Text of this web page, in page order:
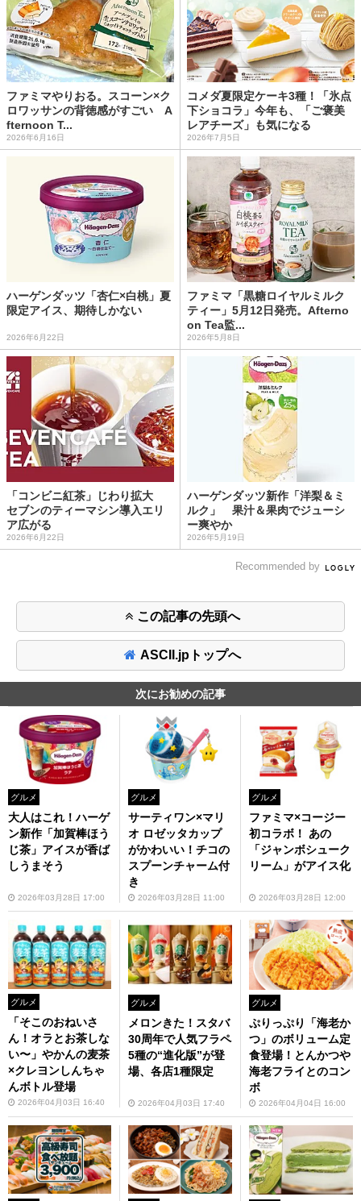
ファミマやりおる。スコーン×ク
ロワッサンの背徳感がすごい A
fternoon T...
2026年6月16日
コメダ夏限定ケーキ3種！「氷点
下ショコラ」今年も、「ご褒美
レアチーズ」も気になる
2026年7月5日
ハーゲンダッツ「杏仁×白桃」夏
限定アイス、期待しかない
2026年6月22日
ファミマ「黒糖ロイヤルミルク
ティー」5月12日発売。Afterno
on Tea監...
2026年5月8日
「コンビニ紅茶」じわり拡大
セブンのティーマシン導入エリ
ア広がる
2026年6月22日
ハーゲンダッツ新作「洋梨＆ミ
ルク」 果汁＆果肉でジューシ
ー爽やか
2026年5月19日
Recommended by
この記事の先頭へ
ASCII.jpトップへ
次にお勧めの記事
グルメ
大人はこれ！ハーゲ
ン新作「加賀棒ほう
じ茶」アイスが香ば
しうまそう
2026年03月28日 17:00
グルメ
サーティワン×マリ
オ ロゼッタカップ
がかわいい！チコの
スプーンチャーム付
き
2026年03月28日 11:00
グルメ
ファミマ×コージー
初コラボ！ あの
「ジャンボシューク
リーム」がアイス化
2026年03月28日 12:00
グルメ
「そこのおねいさ
ん！オラとお茶しな
い〜」やかんの麦茶
×クレヨンしんちゃ
んボトル登場
2026年04月03日 16:40
グルメ
メロンきた！スタバ
30周年で人気フラペ
5種の“進化版”が登
場、各店1種限定
2026年04月03日 17:40
グルメ
ぷりっぷり「海老か
つ」のボリューム定
食登場！とんかつや
海老フライとのコン
ボ
2026年04月04日 16:00